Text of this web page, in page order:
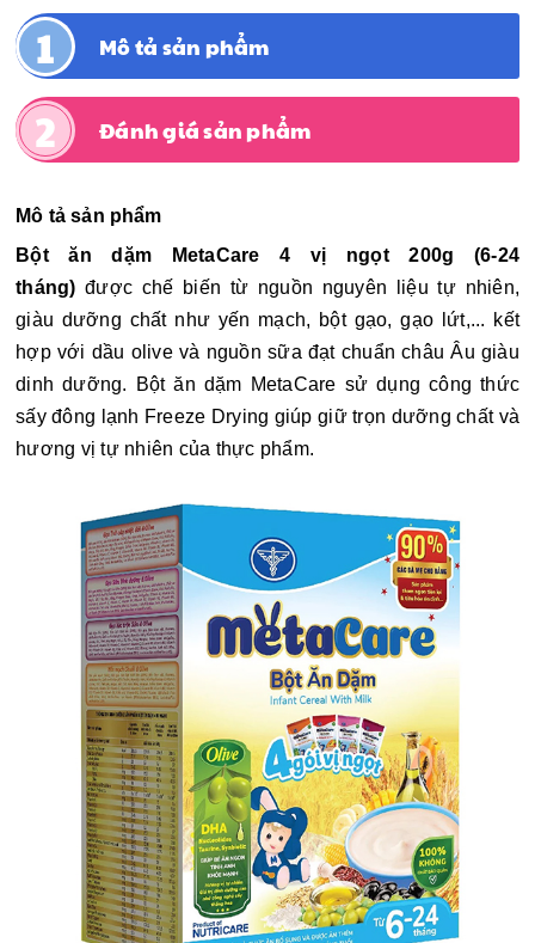
Mô tả sản phẩm
Đánh giá sản phẩm
Mô tả sản phẩm
Bột ăn dặm MetaCare 4 vị ngọt 200g (6-24
tháng) được chế biến từ nguồn nguyên liệu tự nhiên,
giàu dưỡng chất như yến mạch, bột gạo, gạo lứt,... kết
hợp với dầu olive và nguồn sữa đạt chuẩn châu Âu giàu
dinh dưỡng. Bột ăn dặm MetaCare sử dụng công thức
sấy đông lạnh Freeze Drying giúp giữ trọn dưỡng chất và
hương vị tự nhiên của thực phẩm.